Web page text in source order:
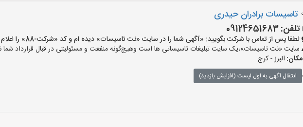
تاسیسات برادران حیدری
تلفن:09124651683
لطفا پس از تماس با شرکت بگویید: «آگهی شما را در سایت «نت تاسیسات» دیده ام و کد «شرکت-88» را اعلام کنید»
سایت «نت تاسیسات»،یک سایت تبلیغات تاسیساتی ها است وهیچ‌گونه منفعت و مسئولیتی در قبال قرارداد شما
مکان: البرز - کرج
انتقال آگهی به اول لیست (افزایش بازدید)